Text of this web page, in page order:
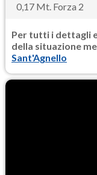
0,17 Mt. Forza 2
Per tutti i dettagli
della situazione
Sant'Agnello